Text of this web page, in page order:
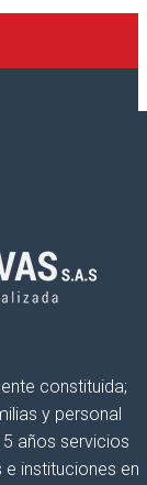
constituida;
y personal
años servicios
instituciones en